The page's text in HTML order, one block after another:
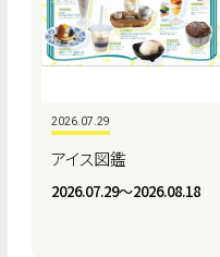
2026.07.29
アイス図鑑
2026.07.29〜2026.08.18